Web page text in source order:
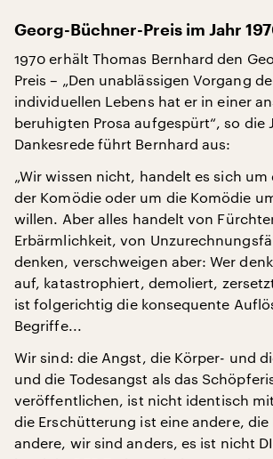
Georg-Büchner-Preis im Jahr
1970 erhält Thomas Bernhard den
Preis – „Den unablässigen Vorgang
individuellen Lebens hat er in einer
beruhigten Prosa aufgespürt“, so die
Dankesrede führt Bernhard aus:
„Wir wissen nicht, handelt es sich um
der Komödie oder um die Komödie
willen. Aber alles handelt von
Erbärmlichkeit, von
denken, verschweigen aber: Wer
auf, katastrophiert, demoliert,
ist folgerichtig die konsequente
Begriffe...
Wir sind: die Angst, die Körper- und
und die Todesangst als das
veröffentlichen, ist nicht identisch
die Erschütterung ist eine andere, die
andere, wir sind anders, es ist nicht